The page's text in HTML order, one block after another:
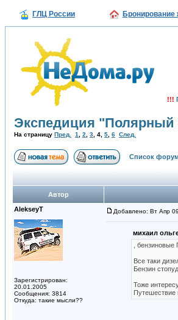
ГЛЦ России Бронирование
!!!
Экспедиция "Полярный
На страницу Пред. 1 2 3 4 5 6 След.
Список
Автор
AlekseyT
Зарегистрирован:
20.01.2005
Сообщения: 3814
Откуда: такие мысли??
Добавлено: Вт Апр
михаил
,
Все таки
Бензин
Тоже
Путешествие